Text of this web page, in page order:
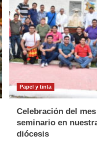
Papel y tinta
Celebración del mes
seminario en
diócesis